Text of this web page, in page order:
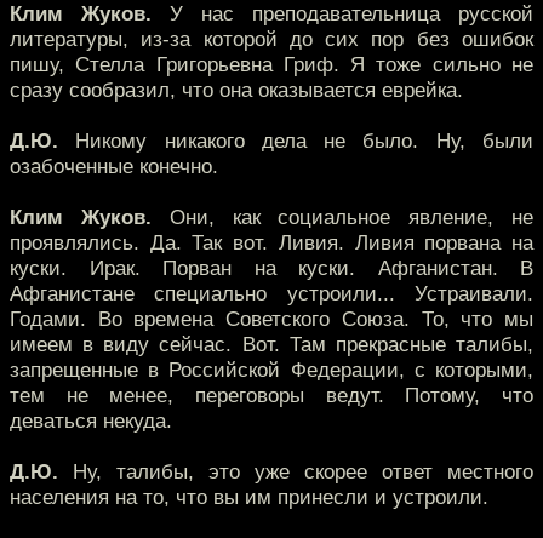
Клим Жуков. У нас преподавательница русской
литературы, из-за которой до сих пор без ошибок
пишу, Стелла Григорьевна Гриф. Я тоже сильно не
сразу сообразил, что она оказывается еврейка.
Д.Ю. Никому никакого дела не было. Ну, были
озабоченные конечно.
Клим Жуков. Они, как социальное явление, не
проявлялись. Да. Так вот. Ливия. Ливия порвана на
куски. Ирак. Порван на куски. Афганистан. В
Афганистане специально устроили... Устраивали.
Годами. Во времена Советского Союза. То, что мы
имеем в виду сейчас. Вот. Там прекрасные талибы,
запрещенные в Российской Федерации, с которыми,
тем не менее, переговоры ведут. Потому, что
деваться некуда.
Д.Ю. Ну, талибы, это уже скорее ответ местного
населения на то, что вы им принесли и устроили.